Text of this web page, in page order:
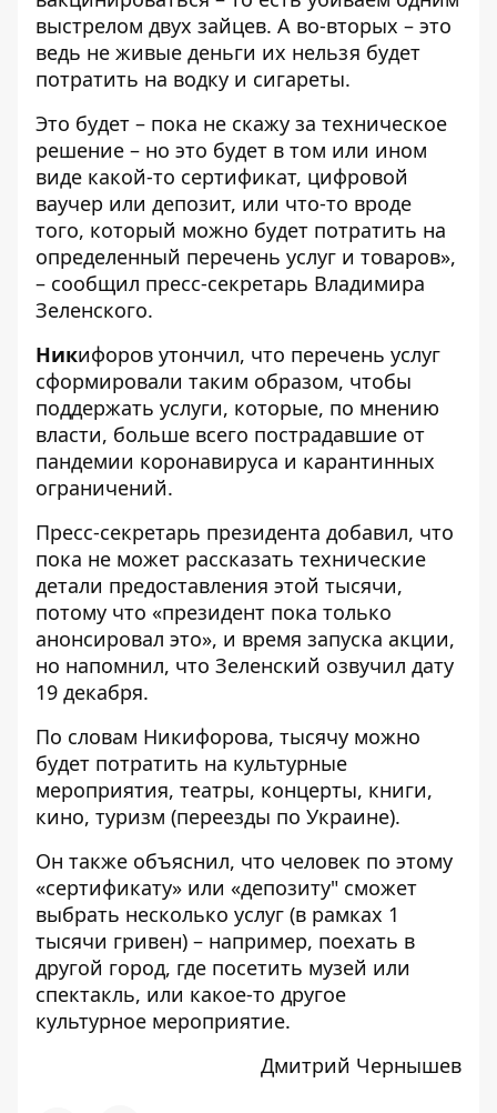
выстрелом двух зайцев. А во-вторых – это
ведь не живые деньги их нельзя будет
потратить на водку и сигареты.
Это будет – пока не скажу за техническое
решение – но это будет в том или ином
виде какой-то сертификат, цифровой
ваучер или депозит, или что-то вроде
того, который можно будет потратить на
определенный перечень услуг и товаров»,
– сообщил пресс-секретарь Владимира
Зеленского.
Никифоров утончил, что перечень услуг
сформировали таким образом, чтобы
поддержать услуги, которые, по мнению
власти, больше всего пострадавшие от
пандемии коронавируса и карантинных
ограничений.
Пресс-секретарь президента добавил, что
пока не может рассказать технические
детали предоставления этой тысячи,
потому что «президент пока только
анонсировал это», и время запуска акции,
но напомнил, что Зеленский озвучил дату
19 декабря.
По словам Никифорова, тысячу можно
будет потратить на культурные
мероприятия, театры, концерты, книги,
кино, туризм (переезды по Украине).
Он также объяснил, что человек по этому
«сертификату» или «депозиту" сможет
выбрать несколько услуг (в рамках 1
тысячи гривен) – например, поехать в
другой город, где посетить музей или
спектакль, или какое-то другое
культурное мероприятие.
Дмитрий Чернышев